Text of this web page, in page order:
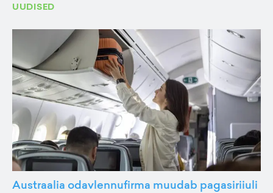
UUDISED
Austraalia odavlennufirma muudab pagasiriiuli